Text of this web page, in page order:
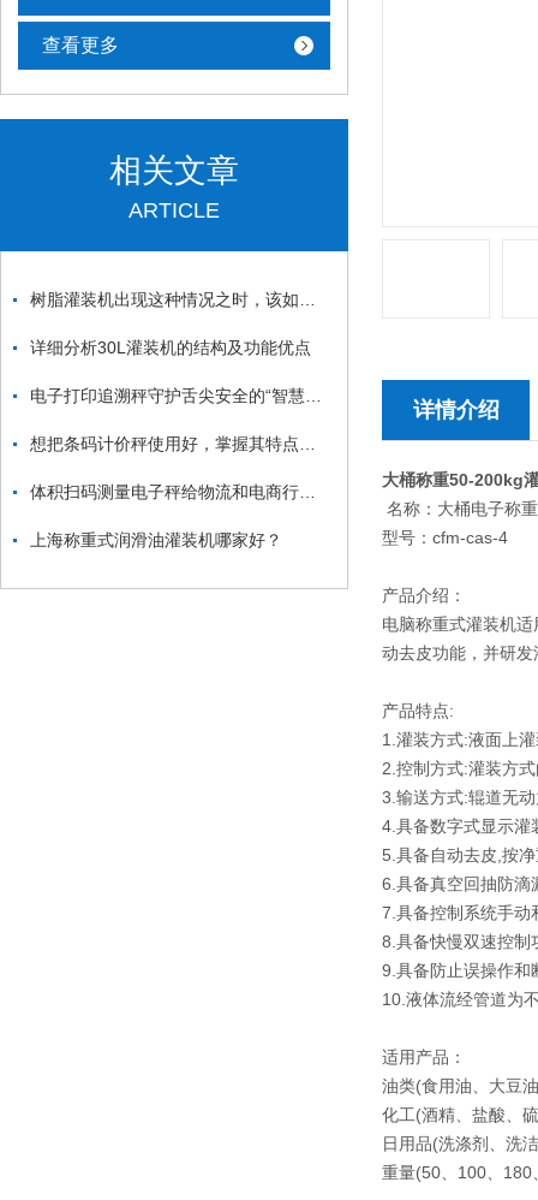
查看更多
相关文章
ARTICLE
详细分析30L灌装机的结构及功能优点
上海称重式润滑油灌装机哪家好？
详情介绍
大桶称重50-200kg
名称：大桶电子称
型号：cfm-cas-4
产品介绍：
电脑称重式灌装机
动去皮功能，并研
产品特点:
1.灌装方式:液面上
2.控制方式:灌装方
3.输送方式:辊道无
4.具备数字式显示灌
5.具备自动去皮,按
6.具备真空回抽防滴
7.具备控制系统手动
8.具备快慢双速控制
9.具备防止误操作和
10.液体流经管道为
适用产品：
油类(食用油、大豆
化工(酒精、盐酸、
日用品(洗涤剂、洗
重量(50、100、